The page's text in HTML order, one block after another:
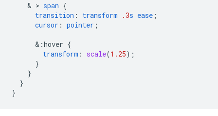
    & >
span {
transition : transform .3s ease ;
cursor : pointer ;
& :hover {
transform : scale(1.25);
}
}
}
}